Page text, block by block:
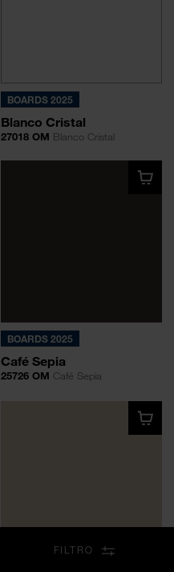
FILTRO
BOARDS 2025
Blanco Cristal
27018 OM Blanco Cristal
BOARDS 2025
Café Sepia
25726 OM Café Sepia